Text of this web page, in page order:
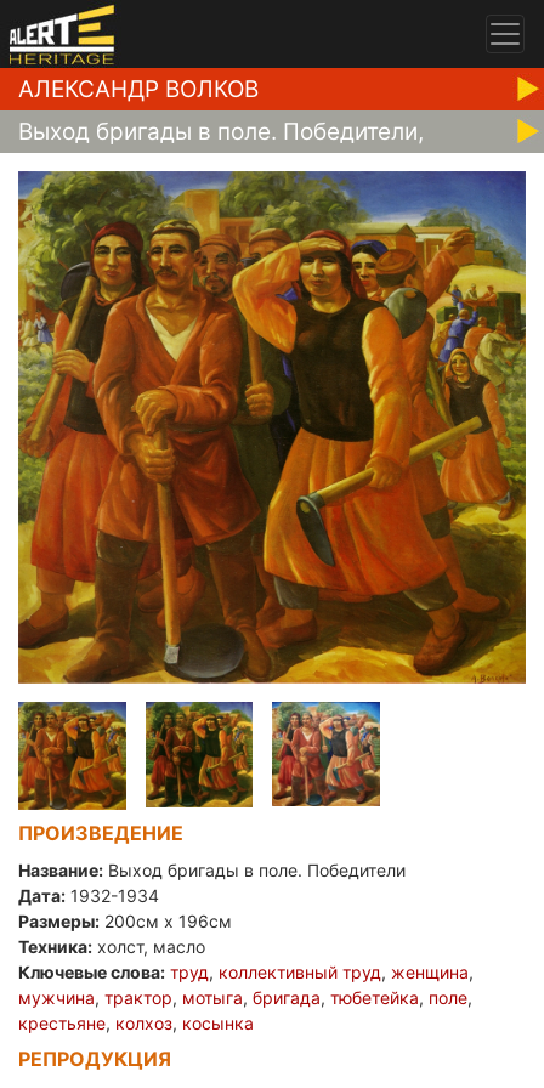
АЛЕКСАНДР ВОЛКОВ
Выход бригады в поле. Победители,
1932-1934
ПРОИЗВЕДЕНИЕ
Название: Выход бригады в поле. Победители
Дата: 1932-1934
Размеры: 200см x 196см
Техника: холст, масло
Ключевые слова: труд, коллективный труд, женщина,
мужчина, трактор, мотыга, бригада, тюбетейка, поле,
крестьяне, колхоз, косынка
РЕПРОДУКЦИЯ